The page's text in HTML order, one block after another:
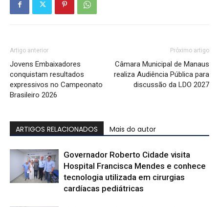
Artigo anterior
Jovens Embaixadores
conquistam resultados
expressivos no Campeonato
Brasileiro 2026
Próximo artigo
Câmara Municipal de Manaus
realiza Audiência Pública para
discussão da LDO 2027
ARTIGOS RELACIONADOS Mais do autor
Governador Roberto Cidade visita
Hospital Francisca Mendes e conhece
tecnologia utilizada em cirurgias
cardíacas pediátricas